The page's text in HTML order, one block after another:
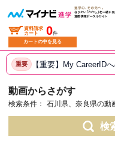
資料請求
カート
0件
カートの中を見る
重要 【重要】My CareerID
動画からさがす
検索条件： 石川県、奈良県の動
検